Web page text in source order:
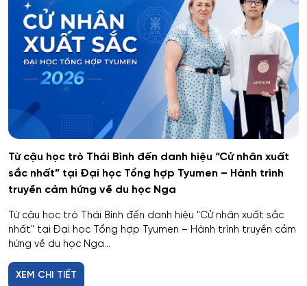
Từ cậu học trò Thái Bình đến danh hiệu “Cử nhân xuất
sắc nhất” tại Đại học Tổng hợp Tyumen – Hành trình
truyền cảm hứng về du học Nga
Từ cậu học trò Thái Bình đến danh hiệu "Cử nhân xuất sắc
nhất" tại Đại học Tổng hợp Tyumen – Hành trình truyền cảm
hứng về du học Nga...
XEM CHI TIẾT